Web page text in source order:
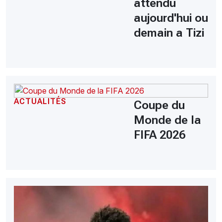
attendu
aujourd'hui ou
demain a Tizi
ACTUALITÉS
Coupe du
Monde de la
FIFA 2026